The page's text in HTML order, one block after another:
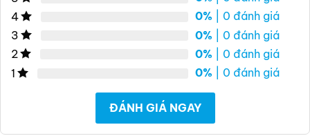
4
0% | 0 đánh giá
3
0% | 0 đánh giá
2
0% | 0 đánh giá
1
0% | 0 đánh giá
ĐÁNH GIÁ NGAY